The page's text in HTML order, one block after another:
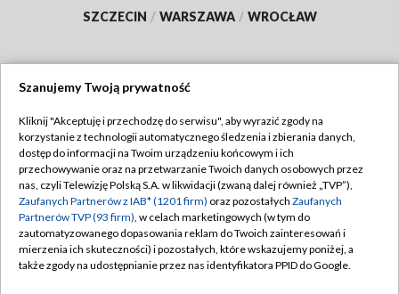
SZCZECIN / WARSZAWA / WROCŁAW
TVP
Abonament TVP
Emisja w TVP
Centrum informacji TVP
Naziemna Telewizja Cyfrowa
Regulamin TVP
Polityka prywatności
Moje zgody
Pomoc
Szanujemy Twoją prywatność
Kliknij "Akceptuję i przechodzę do serwisu", aby wyrazić zgody na
korzystanie z technologii automatycznego śledzenia i zbierania danych,
dostęp do informacji na Twoim urządzeniu końcowym i ich
przechowywanie oraz na przetwarzanie Twoich danych osobowych przez
nas, czyli Telewizję Polską S.A. w likwidacji (zwaną dalej również „TVP”),
Zaufanych Partnerów z IAB* (1201 firm) oraz pozostałych Zaufanych
Partnerów TVP (93 firm), w celach marketingowych (w tym do
zautomatyzowanego dopasowania reklam do Twoich zainteresowań i
mierzenia ich skuteczności) i pozostałych, które wskazujemy poniżej, a
także zgody na udostępnianie przez nas identyfikatora PPID do Google.